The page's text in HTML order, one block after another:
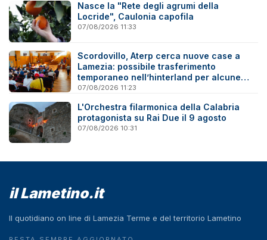
Nasce la "Rete degli agrumi della
Locride", Caulonia capofila
07/08/2026 11:33
Scordovillo, Aterp cerca nuove case a
Lamezia: possibile trasferimento
temporaneo nell’hinterland per alcune
famiglie
07/08/2026 11:23
L'Orchestra filarmonica della Calabria
protagonista su Rai Due il 9 agosto
07/08/2026 10:31
il Lametino.it
Il quotidiano on line di Lamezia Terme e del territorio Lametino